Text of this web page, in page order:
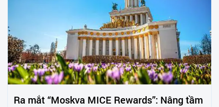
Ra mắt “Moskva MICE Rewards”: Nâng tầm